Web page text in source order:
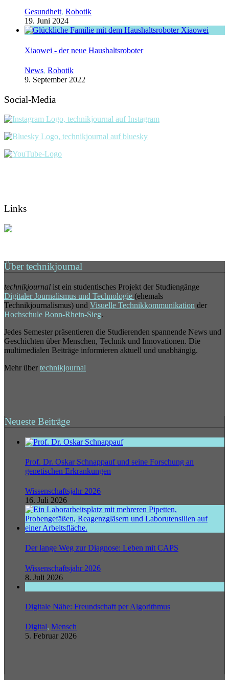
Gesundheit, Robotik
19. Juni 2024
Xiaowei - der neue Haushaltsroboter
News, Robotik
9. September 2022
Social-Media
Links
Über technikjournal
technikjournal ist ein studentisches Projekt der Studiengänge
Digitaler Journalismus und Technologie (ehemals
Technikjournalismus) und Visuelle Technikkommunikation der
Hochschule Bonn-Rhein-Sieg.
Jedes Semester präsentieren die Studierenden spannende News und
Geschichten über Menschen, Technik und Innovationen. Die
multimedialen Beiträge informieren aktuell und unabhängig.
Mehr über technikjournal
Neueste Beiträge
Prof. Dr. Oskar Schnappauf und seine Forschung an
genetischen Erkrankungen
Wissenschaftsjahr 2026
16. Juli 2026
Der lange Weg zur Diagnose: Leben mit CAPS
Wissenschaftsjahr 2026
8. Juli 2026
Digitale Nähe: Freundschaft per Algorithmus
Digital, Mensch
5. Februar 2026